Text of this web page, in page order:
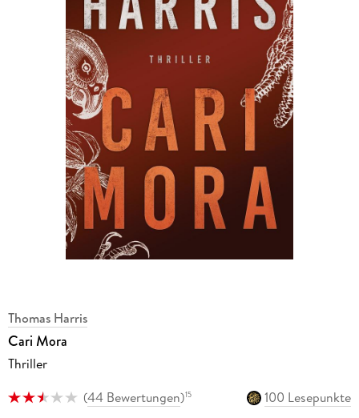
Thomas Harris
Cari Mora
Thriller
(44 Bewertungen)15
100 Lesepunkte